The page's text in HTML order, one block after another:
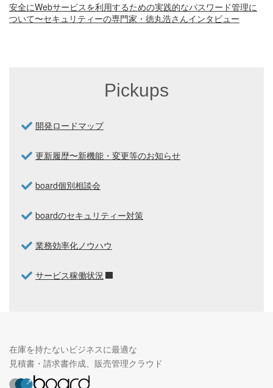
安全にWebサービスを利用するための実践的なパスワード管理に
ついて〜セキュリティーの専門家・徳丸浩さんインタビュー
Pickups
開発ロードマップ
更新履歴〜新機能・変更等のお知らせ
board個別相談会
boardのセキュリティー対策
業務効率化ノウハウ
サービス稼働状況
在庫を持たないビジネスに最適な
見積書・請求書作成、販売管理クラウド